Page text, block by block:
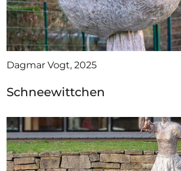
Dagmar Vogt, 2025
Schneewittchen